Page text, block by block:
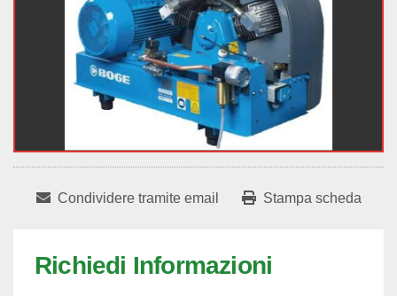
Condividere tramite email Stampa scheda
Richiedi Informazioni